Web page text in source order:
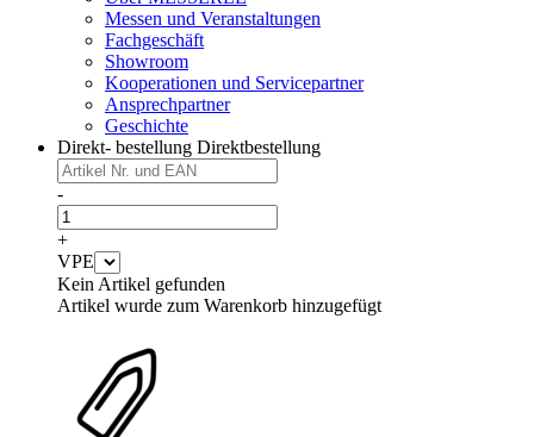
Messen und Veranstaltungen
Fachgeschäft
Showroom
Kooperationen und Servicepartner
Ansprechpartner
Geschichte
Direkt- bestellung Direktbestellung
-
+
VPE
Kein Artikel gefunden
Artikel wurde zum Warenkorb hinzugefügt